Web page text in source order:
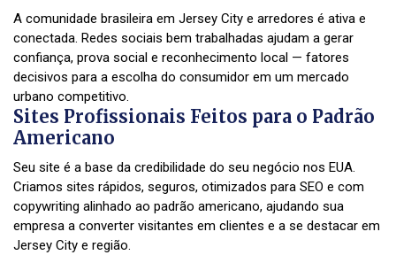
A comunidade brasileira em Jersey City e arredores é ativa e
conectada. Redes sociais bem trabalhadas ajudam a gerar
confiança, prova social e reconhecimento local — fatores
decisivos para a escolha do consumidor em um mercado
urbano competitivo.
Sites Profissionais Feitos para o Padrão
Americano
Seu site é a base da credibilidade do seu negócio nos EUA.
Criamos sites rápidos, seguros, otimizados para SEO e com
copywriting alinhado ao padrão americano, ajudando sua
empresa a converter visitantes em clientes e a se destacar em
Jersey City e região.